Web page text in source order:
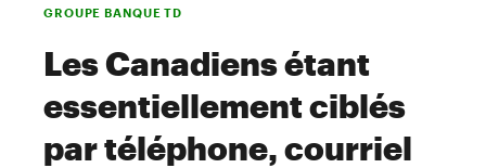
GROUPE BANQUE TD
Les Canadiens étant
essentiellement ciblés
par téléphone, courriel